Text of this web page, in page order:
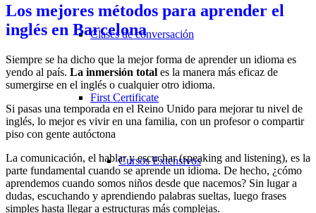
Clases de conversación
First Certificate
Cursos Extensivos
Los mejores métodos para aprender el
inglés en Barcelona
Siempre se ha dicho que la mejor forma de aprender un idioma es
yendo al país. La inmersión total es la manera más eficaz de
sumergirse en el inglés o cualquier otro idioma.
Si pasas una temporada en el Reino Unido para mejorar tu nivel de
inglés, lo mejor es vivir en una familia, con un profesor o compartir
piso con gente autóctona
La comunicación, el hablar y escuchar (speaking and listening), es la
parte fundamental cuando se aprende un idioma. De hecho, ¿cómo
aprendemos cuando somos niños desde que nacemos? Sin lugar a
dudas, escuchando y aprendiendo palabras sueltas, luego frases
simples hasta llegar a estructuras más complejas.